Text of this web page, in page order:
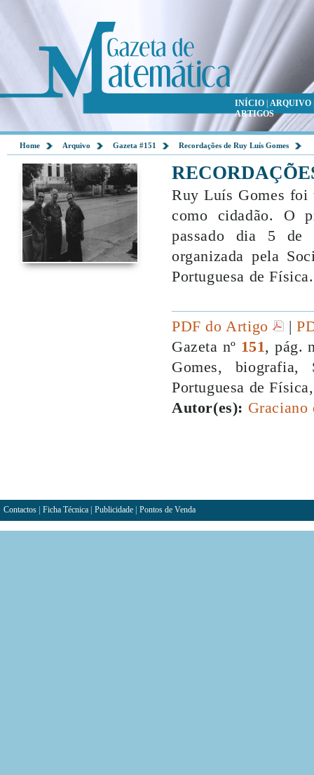
INÍCIO ARQUIVO
ARTIGOS
Home Arquivo Gazeta #151 Recordações de Ruy Luís Gomes
Ruy Luís Gomes foi
como cidadão. O
passado dia 5 de
organizada pela
Portuguesa de Física.
PDF do Artigo |
Gazeta nº 151, pág.
Gomes, biografia,
Portuguesa de
Autor(es):
Contactos Ficha Técnica Publicidade Pontos de Venda